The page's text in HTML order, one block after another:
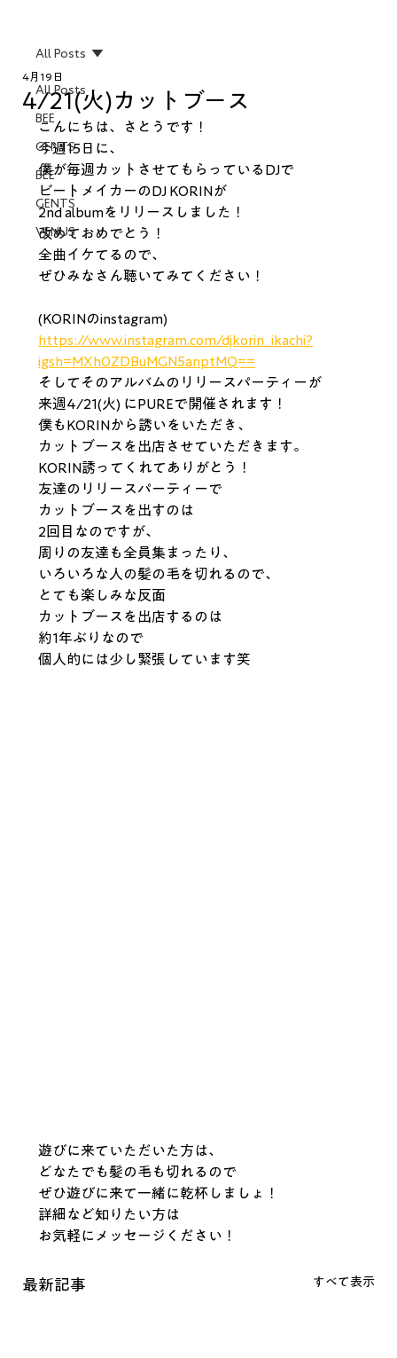
All Posts
BEE
GENTS
BEE
GENTS
VENUS
All Posts
4/21(火)カットブース
4月19日
こんにちは、さとうです！
今週15日に、
僕が毎週カットさせてもらっているDJで
ビートメイカーのDJ KORINが
2nd albumをリリースしました！
改めておめでとう！
全曲イケてるので、
ぜひみなさん聴いてみてください！
(KORINのinstagram)
https://www.instagram.com/djkorin_ikachi?
igsh=MXh0ZDBuMGN5anptMQ==
そしてそのアルバムのリリースパーティーが
来週4/21(火) にPUREで開催されます！
僕もKORINから誘いをいただき、
カットブースを出店させていただきます。
KORIN誘ってくれてありがとう！
友達のリリースパーティーで
カットブースを出すのは
2回目なのですが、
周りの友達も全員集まったり、
いろいろな人の髪の毛を切れるので、
とても楽しみな反面
カットブースを出店するのは
約1年ぶりなので
個人的には少し緊張しています笑
遊びに来ていただいた方は、
どなたでも髪の毛も切れるので
ぜひ遊びに来て一緒に乾杯しましょ！
詳細など知りたい方は
お気軽にメッセージください！
最新記事 すべて表示